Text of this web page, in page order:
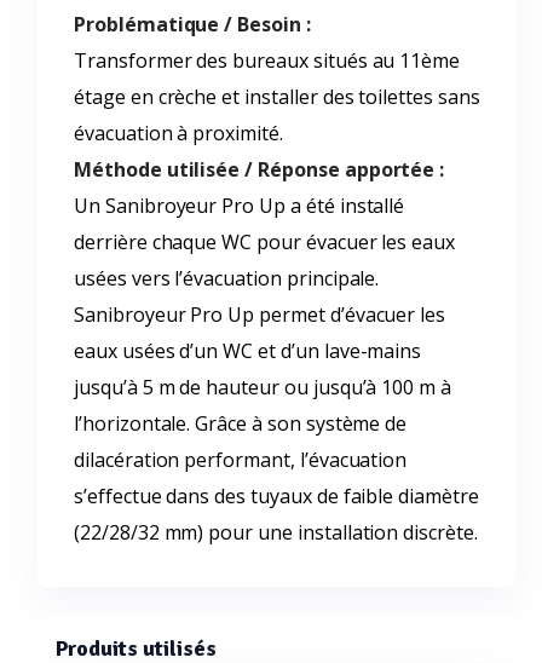
Problématique / Besoin :
Transformer des bureaux situés au 11ème
étage en crèche et installer des toilettes sans
évacuation à proximité.
Méthode utilisée / Réponse apportée :
Un Sanibroyeur Pro Up a été installé
derrière chaque WC pour évacuer les eaux
usées vers l’évacuation principale.
Sanibroyeur Pro Up permet d’évacuer les
eaux usées d’un WC et d’un lave-mains
jusqu’à 5 m de hauteur ou jusqu’à 100 m à
l’horizontale. Grâce à son système de
dilacération performant, l’évacuation
s’effectue dans des tuyaux de faible diamètre
(22/28/32 mm) pour une installation discrète.
Produits utilisés